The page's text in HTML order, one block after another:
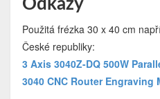
Odkazy
Použitá frézka 30 x 40 cm
České republiky:
3 Axis 3040Z-DQ 500W
3040 CNC Router Engraving